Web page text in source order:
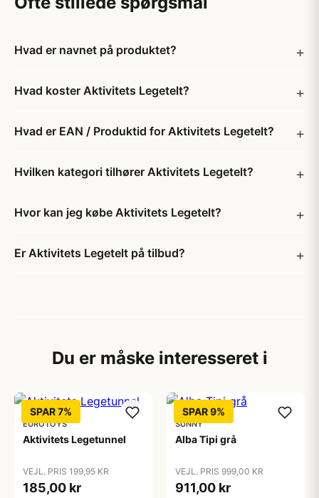
Hvad er navnet på produktet?
Hvad koster Aktivitets Legetelt?
Hvad er EAN / Produktid for Aktivitets Legetelt?
Hvilken kategori tilhører Aktivitets Legetelt?
Hvor kan jeg købe Aktivitets Legetelt?
Er Aktivitets Legetelt på tilbud?
Du er måske interesseret i
SPAR 7%
EUROTOYS
Aktivitets Legetunnel
VEJL. PRIS 199,95 KR
185,00 kr
SPAR 9%
SUNNY
Alba Tipi grå
VEJL. PRIS 999,00 KR
911,00 kr